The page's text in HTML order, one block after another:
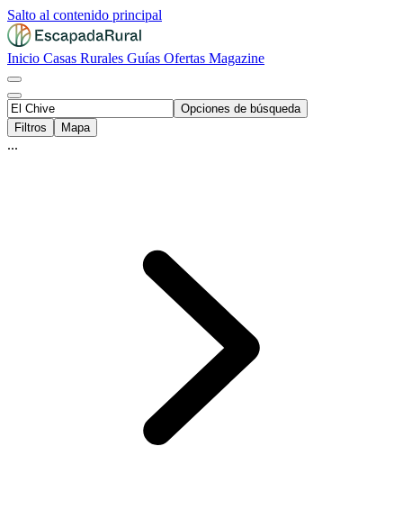
Salto al contenido principal
Inicio Casas Rurales Guías Ofertas Magazine
Opciones de búsqueda
Filtros
Mapa
...